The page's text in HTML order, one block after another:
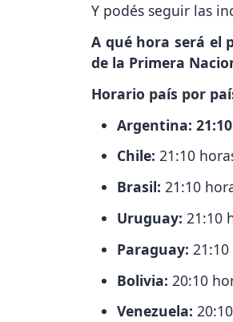
Y podés seguir las
A qué hora será el
de la Primera
Horario país por
Argentina:
Chile: 21:10
Brasil: 21:10
Uruguay: 21:10
Paraguay:
Bolivia: 20:10
Venezuela: